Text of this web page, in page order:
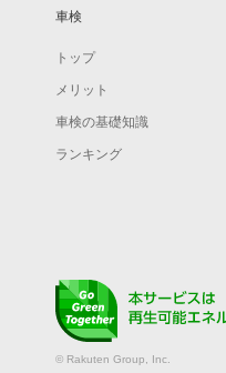
車検
トップ
メリット
車検の基礎知識
ランキング
© Rakuten Group, Inc.